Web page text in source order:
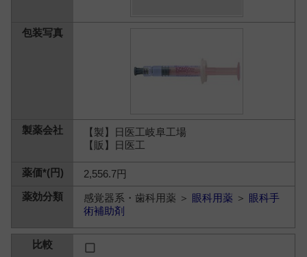
【製】日医工岐阜工場
【販】日医工
2,556.7円
感覚器系・歯科用薬 ＞ 眼科用薬 ＞ 眼科手
術補助剤